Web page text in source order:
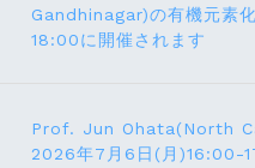
Gandhinagar)の有機元素
18:00に開催されます
Prof. Jun Ohata(North
2026年7月6日(月)16:00-